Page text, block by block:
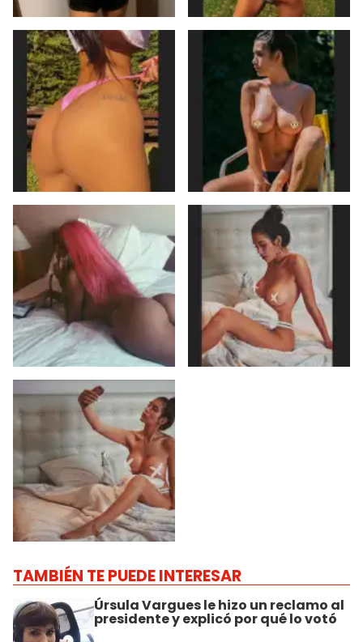
TAMBIÉN TE PUEDE INTERESAR
Úrsula Vargues le hizo un reclamo al
presidente y explicó por qué lo votó